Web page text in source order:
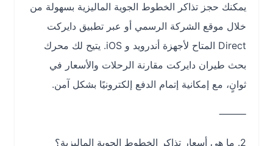
يمكنك حجز تذاكر الخطوط الجوية الماليزية بسهولة من
خلال موقع الشركة الرسمي أو عبر تطبيق دايركت
Direct المتاح لأجهزة أندرويد و iOS. يتيح لك محرك
بحث طيران دايركت مقارنة الرحلات والأسعار في
ثوانٍ، مع إمكانية إتمام الدفع إلكترونيًا بشكل آمن.
⸻